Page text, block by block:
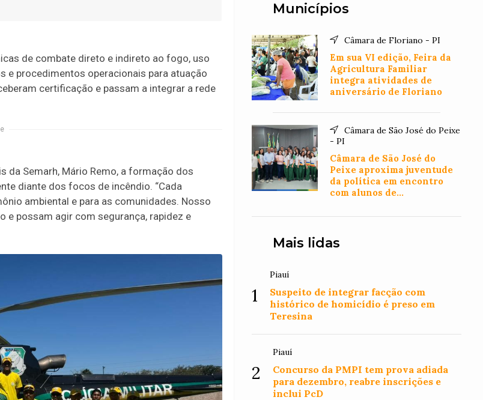
de combate direto e indireto ao fogo, uso
e procedimentos operacionais para atuação
certificação e passam a integrar a rede
da Semarh, Mário Remo, a formação dos
diante dos focos de incêndio. “Cada
ambiental e para as comunidades. Nosso
e possam agir com segurança, rapidez e
Municípios
Câmara de Floriano - PI
Em sua VI edição, Feira da
Agricultura Familiar
integra atividades de
aniversário de Floriano
Câmara de São José do Peixe
- PI
Câmara de São José do
Peixe aproxima juventude
da política em encontro
com alunos de
Mais lidas
1
Piauí
Suspeito de integrar facção com
histórico de homicídio é preso em
Teresina
2
Piauí
Concurso da PMPI tem prova adiada
para dezembro, reabre inscrições e
inclui PcD